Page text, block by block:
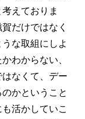
えておりま
だけではなく
な取組にしよ
わからない、
なくて、デー
かということ
活かしていこ